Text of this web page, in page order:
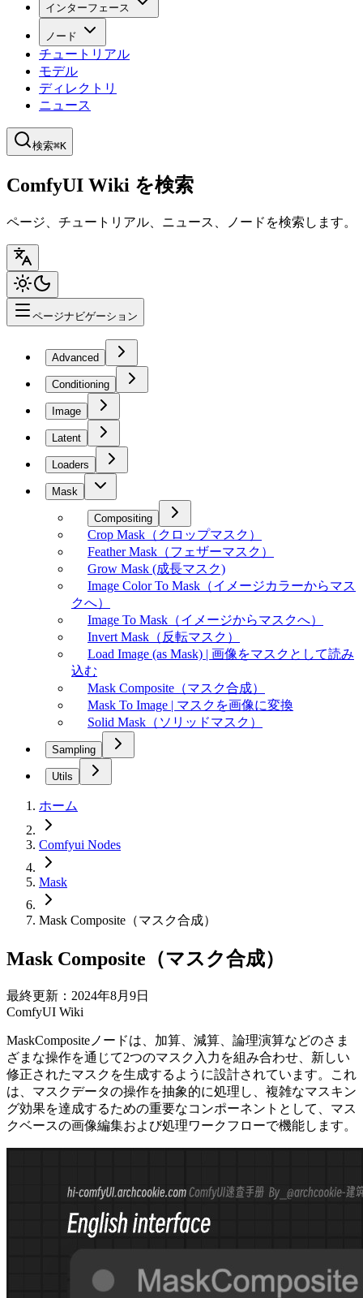
インターフェース
ノード
チュートリアル
モデル
ディレクトリ
ニュース
検索⌘K
ComfyUI Wiki を検索
ページ、チュートリアル、ニュース、ノードを検索します。
ページナビゲーション
Advanced
Conditioning
Image
Latent
Loaders
Mask
Compositing
Crop Mask（クロップマスク）
Feather Mask（フェザーマスク）
Grow Mask (成長マスク)
Image Color To Mask（イメージカラーからマス
クへ）
Image To Mask（イメージからマスクへ）
Invert Mask（反転マスク）
Load Image (as Mask) | 画像をマスクとして読み
込む
Mask Composite（マスク合成）
Mask To Image | マスクを画像に変換
Solid Mask（ソリッドマスク）
Sampling
Utils
ホーム
Comfyui Nodes
Mask
Mask Composite（マスク合成）
Mask Composite（マスク合成）
最終更新：2024年8月9日
ComfyUI Wiki
MaskCompositeノードは、加算、減算、論理演算などのさま
ざまな操作を通じて2つのマスク入力を組み合わせ、新しい
修正されたマスクを生成するように設計されています。これ
は、マスクデータの操作を抽象的に処理し、複雑なマスキン
グ効果を達成するための重要なコンポーネントとして、マス
クベースの画像編集および処理ワークフローで機能します。